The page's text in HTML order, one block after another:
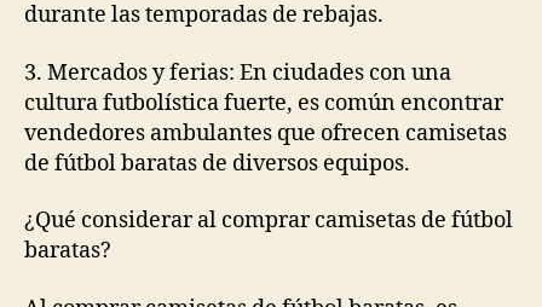
durante las temporadas de rebajas.
3. Mercados y ferias: En ciudades con una
cultura futbolística fuerte, es común encontrar
vendedores ambulantes que ofrecen camisetas
de fútbol baratas de diversos equipos.
¿Qué considerar al comprar camisetas de fútbol
baratas?